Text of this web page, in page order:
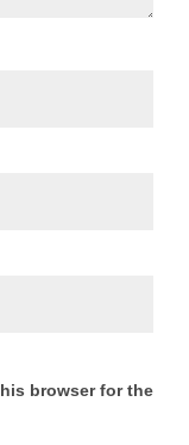
browser for the